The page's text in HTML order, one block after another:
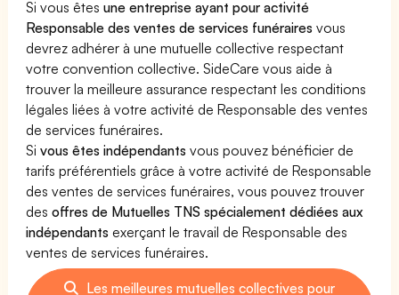
Si vous êtesune entreprise ayant pour activité
Responsable des ventes de services funéraires vous
devrez adhérer à une mutuelle collective respectant
votre convention collective. SideCare vous aide à
trouver la meilleure assurance respectant les conditions
légales liées à votre activité de Responsable des ventes
de services funéraires.
Sivous êtes indépendants vous pouvez bénéficier de
tarifs préférentiels grâce à votre activité de Responsable
des ventes de services funéraires, vous pouvez trouver
desoffres de Mutuelles TNS spécialement dédiées aux
indépendants exerçant le travail de Responsable des
ventes de services funéraires.
Les meilleures mutuelles collectives pour